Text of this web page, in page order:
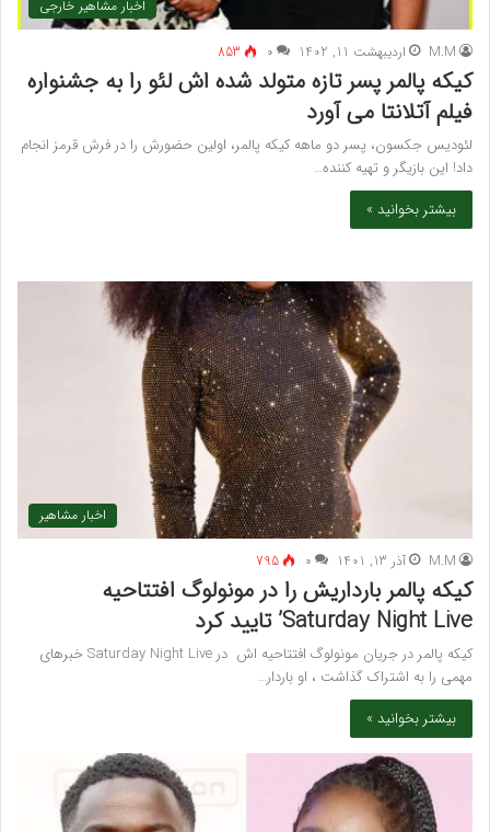
اخبار مشاهیر خارجی
M.M اردیبهشت 11, 1402 ۰ 853
کیکه پالمر پسر تازه متولد شده اش لئو را به جشنواره
فیلم آتلانتا می آورد
لئودیس جکسون، پسر دو ماهه کیکه پالمر، اولین حضورش را در فرش قرمز انجام
داد! این بازیگر و تهیه کننده…
بیشتر بخوانید »
اخبار مشاهیر
M.M آذر 13, 1401 ۰ 795
کیکه پالمر بارداریش را در مونولوگ افتتاحیه
Saturday Night Live’ تایید کرد
کیکه پالمر در جریان مونولوگ افتتاحیه اش در Saturday Night Live خبرهای
مهمی را به اشتراک گذاشت ، او باردار…
بیشتر بخوانید »